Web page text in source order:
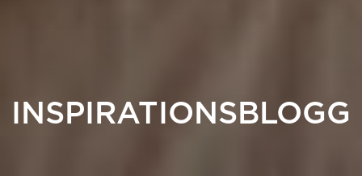
INSPIRATIONSBLOGG